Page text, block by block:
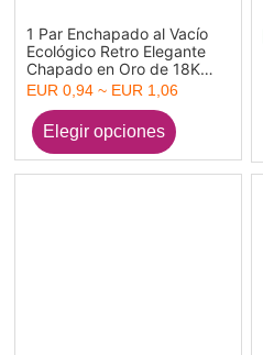
1 Par Enchapado al Vacío
Ecológico Retro Elegante
Chapado en Oro de 18K
304 Acero Inoxidable
Serpiente Pendientes Para
Mujeres Cumpleaños
EUR 0,94 ~ EUR 1,06